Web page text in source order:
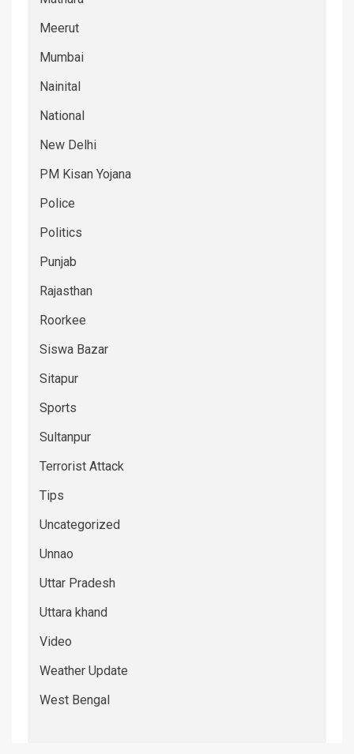
Meerut
Mumbai
Nainital
National
New Delhi
PM Kisan Yojana
Police
Politics
Punjab
Rajasthan
Roorkee
Siswa Bazar
Sitapur
Sports
Sultanpur
Terrorist Attack
Tips
Uncategorized
Unnao
Uttar Pradesh
Uttara khand
Video
Weather Update
West Bengal